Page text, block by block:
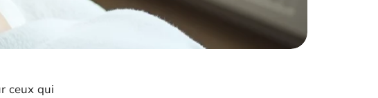
ceux qui